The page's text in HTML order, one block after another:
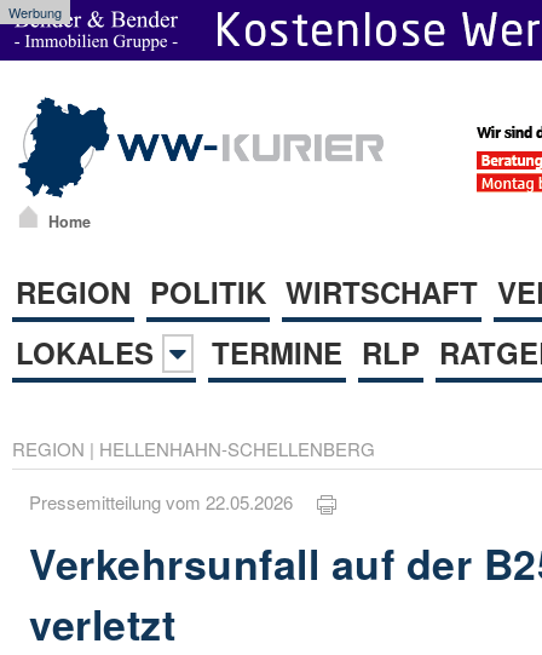
Werbung
Home
REGION POLITIK WIRTSCHAFT
LOKALES
TERMINE RLP
REGION | HELLENHAHN-SCHELLENBERG
Pressemitteilung vom 22.05.2026
Verkehrsunfall auf der
verletzt